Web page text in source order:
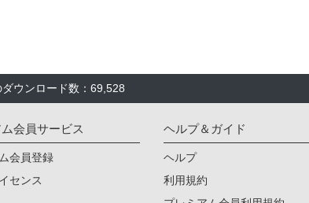
ウンロード数：69,528
会員サービス
会員登録
センス
ヘルプ＆ガイド
ヘルプ
利用規約